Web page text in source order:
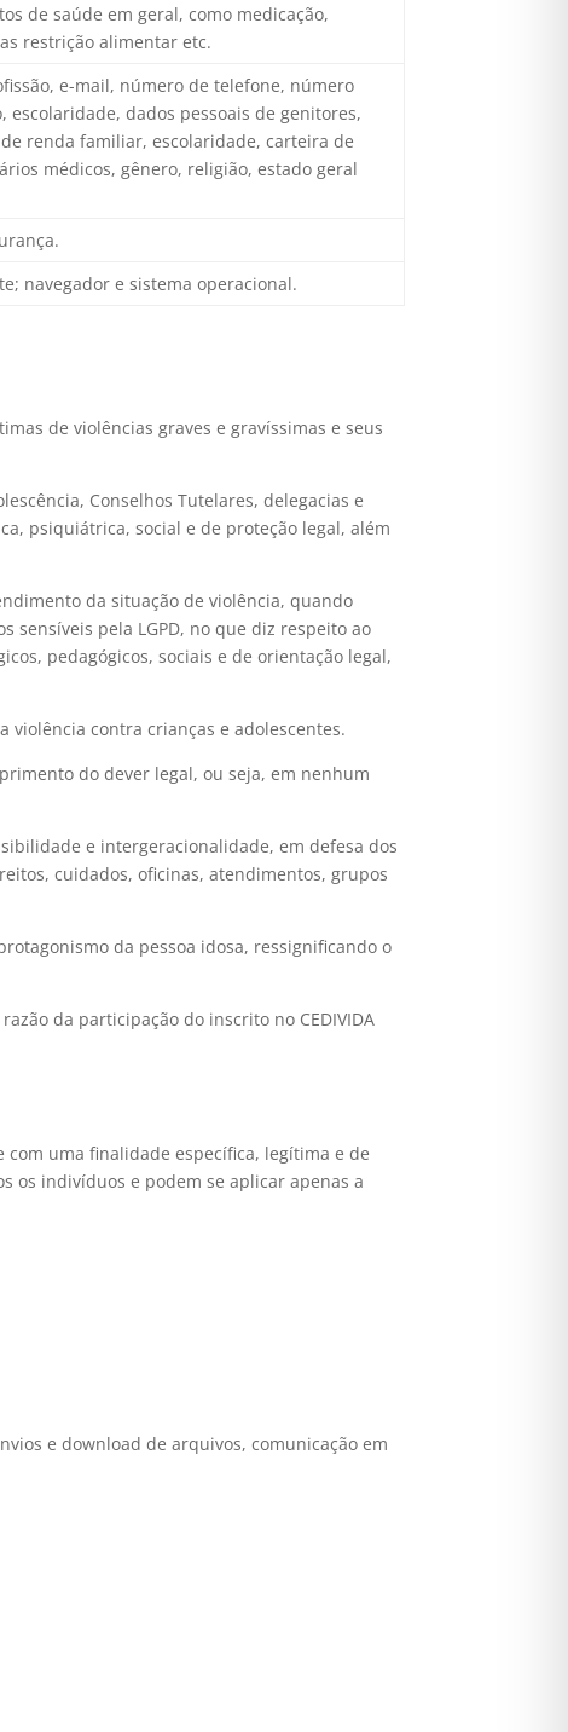
de saúde em geral, como medicação,
restrição alimentar etc.
e-mail, número de telefone, número
escolaridade, dados pessoais de genitores,
renda familiar, escolaridade, carteira de
médicos, gênero, religião, estado geral
navegador e sistema operacional.
de violências graves e gravíssimas e seus
Conselhos Tutelares, delegacias e
psiquiátrica, social e de proteção legal, além
da situação de violência, quando
pela LGPD, no que diz respeito ao
pedagógicos, sociais e de orientação legal,
violência contra crianças e adolescentes.
do dever legal, ou seja, em nenhum
e intergeracionalidade, em defesa dos
cuidados, oficinas, atendimentos, grupos
da pessoa idosa, ressignificando o
da participação do inscrito no CEDIVIDA
uma finalidade específica, legítima e de
os indivíduos e podem se aplicar apenas a
e download de arquivos, comunicação em